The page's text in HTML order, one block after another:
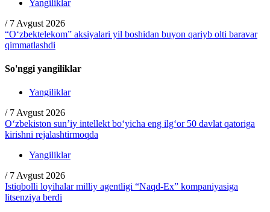
Yangiliklar
/ 7 Avgust 2026
“O‘zbektelekom” aksiyalari yil boshidan buyon qariyb olti baravar
qimmatlashdi
So'nggi yangiliklar
Yangiliklar
/ 7 Avgust 2026
O‘zbekiston sun’iy intellekt bo‘yicha eng ilg‘or 50 davlat qatoriga
kirishni rejalashtirmoqda
Yangiliklar
/ 7 Avgust 2026
Istiqbolli loyihalar milliy agentligi “Naqd-Ex” kompaniyasiga
litsenziya berdi